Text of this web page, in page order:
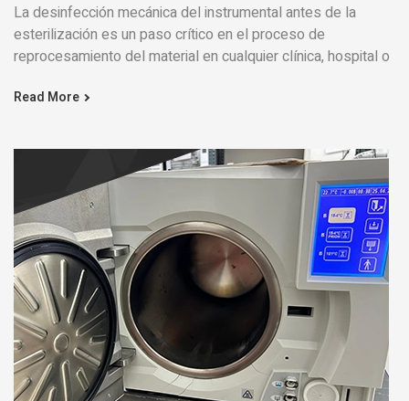
La desinfección mecánica del instrumental antes de la
esterilización es un paso crítico en el proceso de
reprocesamiento del material en cualquier clínica, hospital o
Read More